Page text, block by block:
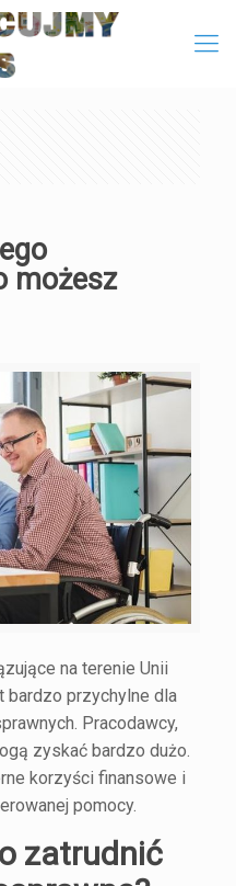
możesz
na terenie Unii
bardzo przychylne dla
Pracodawcy,
zyskać bardzo dużo.
korzyści finansowe i
pomocy.
zatrudnić